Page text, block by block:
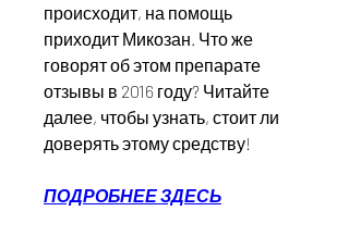
происходит, на помощь
приходит Микозан. Что же
говорят об этом препарате
отзывы в 2016 году? Читайте
далее, чтобы узнать, стоит ли
доверять этому средству!
ПОДРОБНЕЕ ЗДЕСЬ